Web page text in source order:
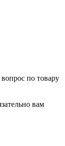
по товару
вам